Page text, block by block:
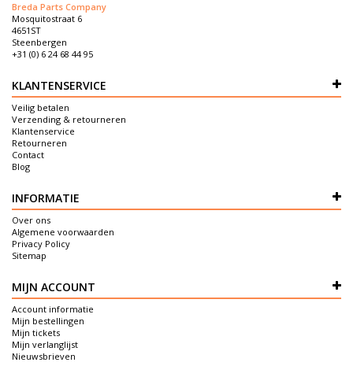
Breda Parts Company
Mosquitostraat 6
4651ST
Steenbergen
+31 (0) 6 24 68 44 95
KLANTENSERVICE
Veilig betalen
Verzending & retourneren
Klantenservice
Retourneren
Contact
Blog
INFORMATIE
Over ons
Algemene voorwaarden
Privacy Policy
Sitemap
MIJN ACCOUNT
Account informatie
Mijn bestellingen
Mijn tickets
Mijn verlanglijst
Nieuwsbrieven